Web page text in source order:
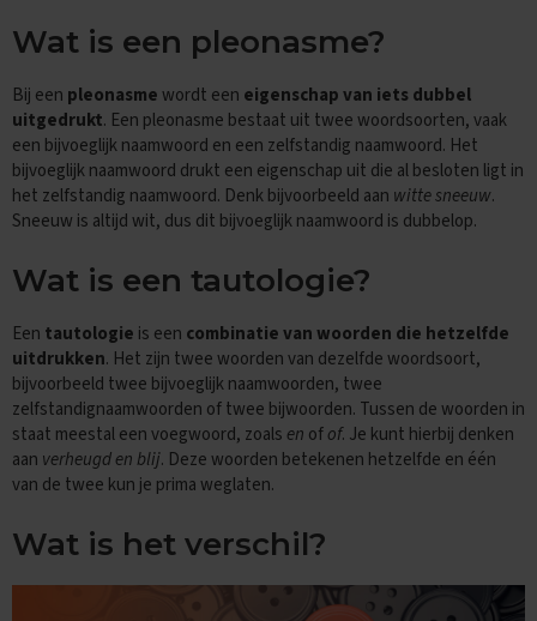
s
B
o
l
o
g
i
E
a
m
e
n
t
i
p
s
e
e
Wat is een pleonasme?
Bij een pleonasmewordt een eigenschap van iets dubbel
uitgedrukt. Een pleonasme bestaat uit twee woordsoorten, vaak
een bijvoeglijk naamwoord en een zelfstandig naamwoord. Het
bijvoeglijk naamwoord drukt een eigenschap uit die al besloten ligt in
het zelfstandig naamwoord. Denk bijvoorbeeld aan witte sneeuw.
Sneeuw is altijd wit, dus dit bijvoeglijk naamwoord is dubbelop.
Wat is een tautologie?
Een tautologie is een combinatie van woorden die hetzelfde
uitdrukken. Het zijn twee woorden van dezelfde woordsoort,
bijvoorbeeld twee bijvoeglijk naamwoorden, twee
zelfstandignaamwoorden of twee bijwoorden. Tussen de woorden in
staat meestal een voegwoord, zoals en ofof. Je kunt hierbij denken
aan verheugd en blij. Deze woorden betekenen hetzelfde en één
van de twee kun je prima weglaten.
Wat is het verschil?